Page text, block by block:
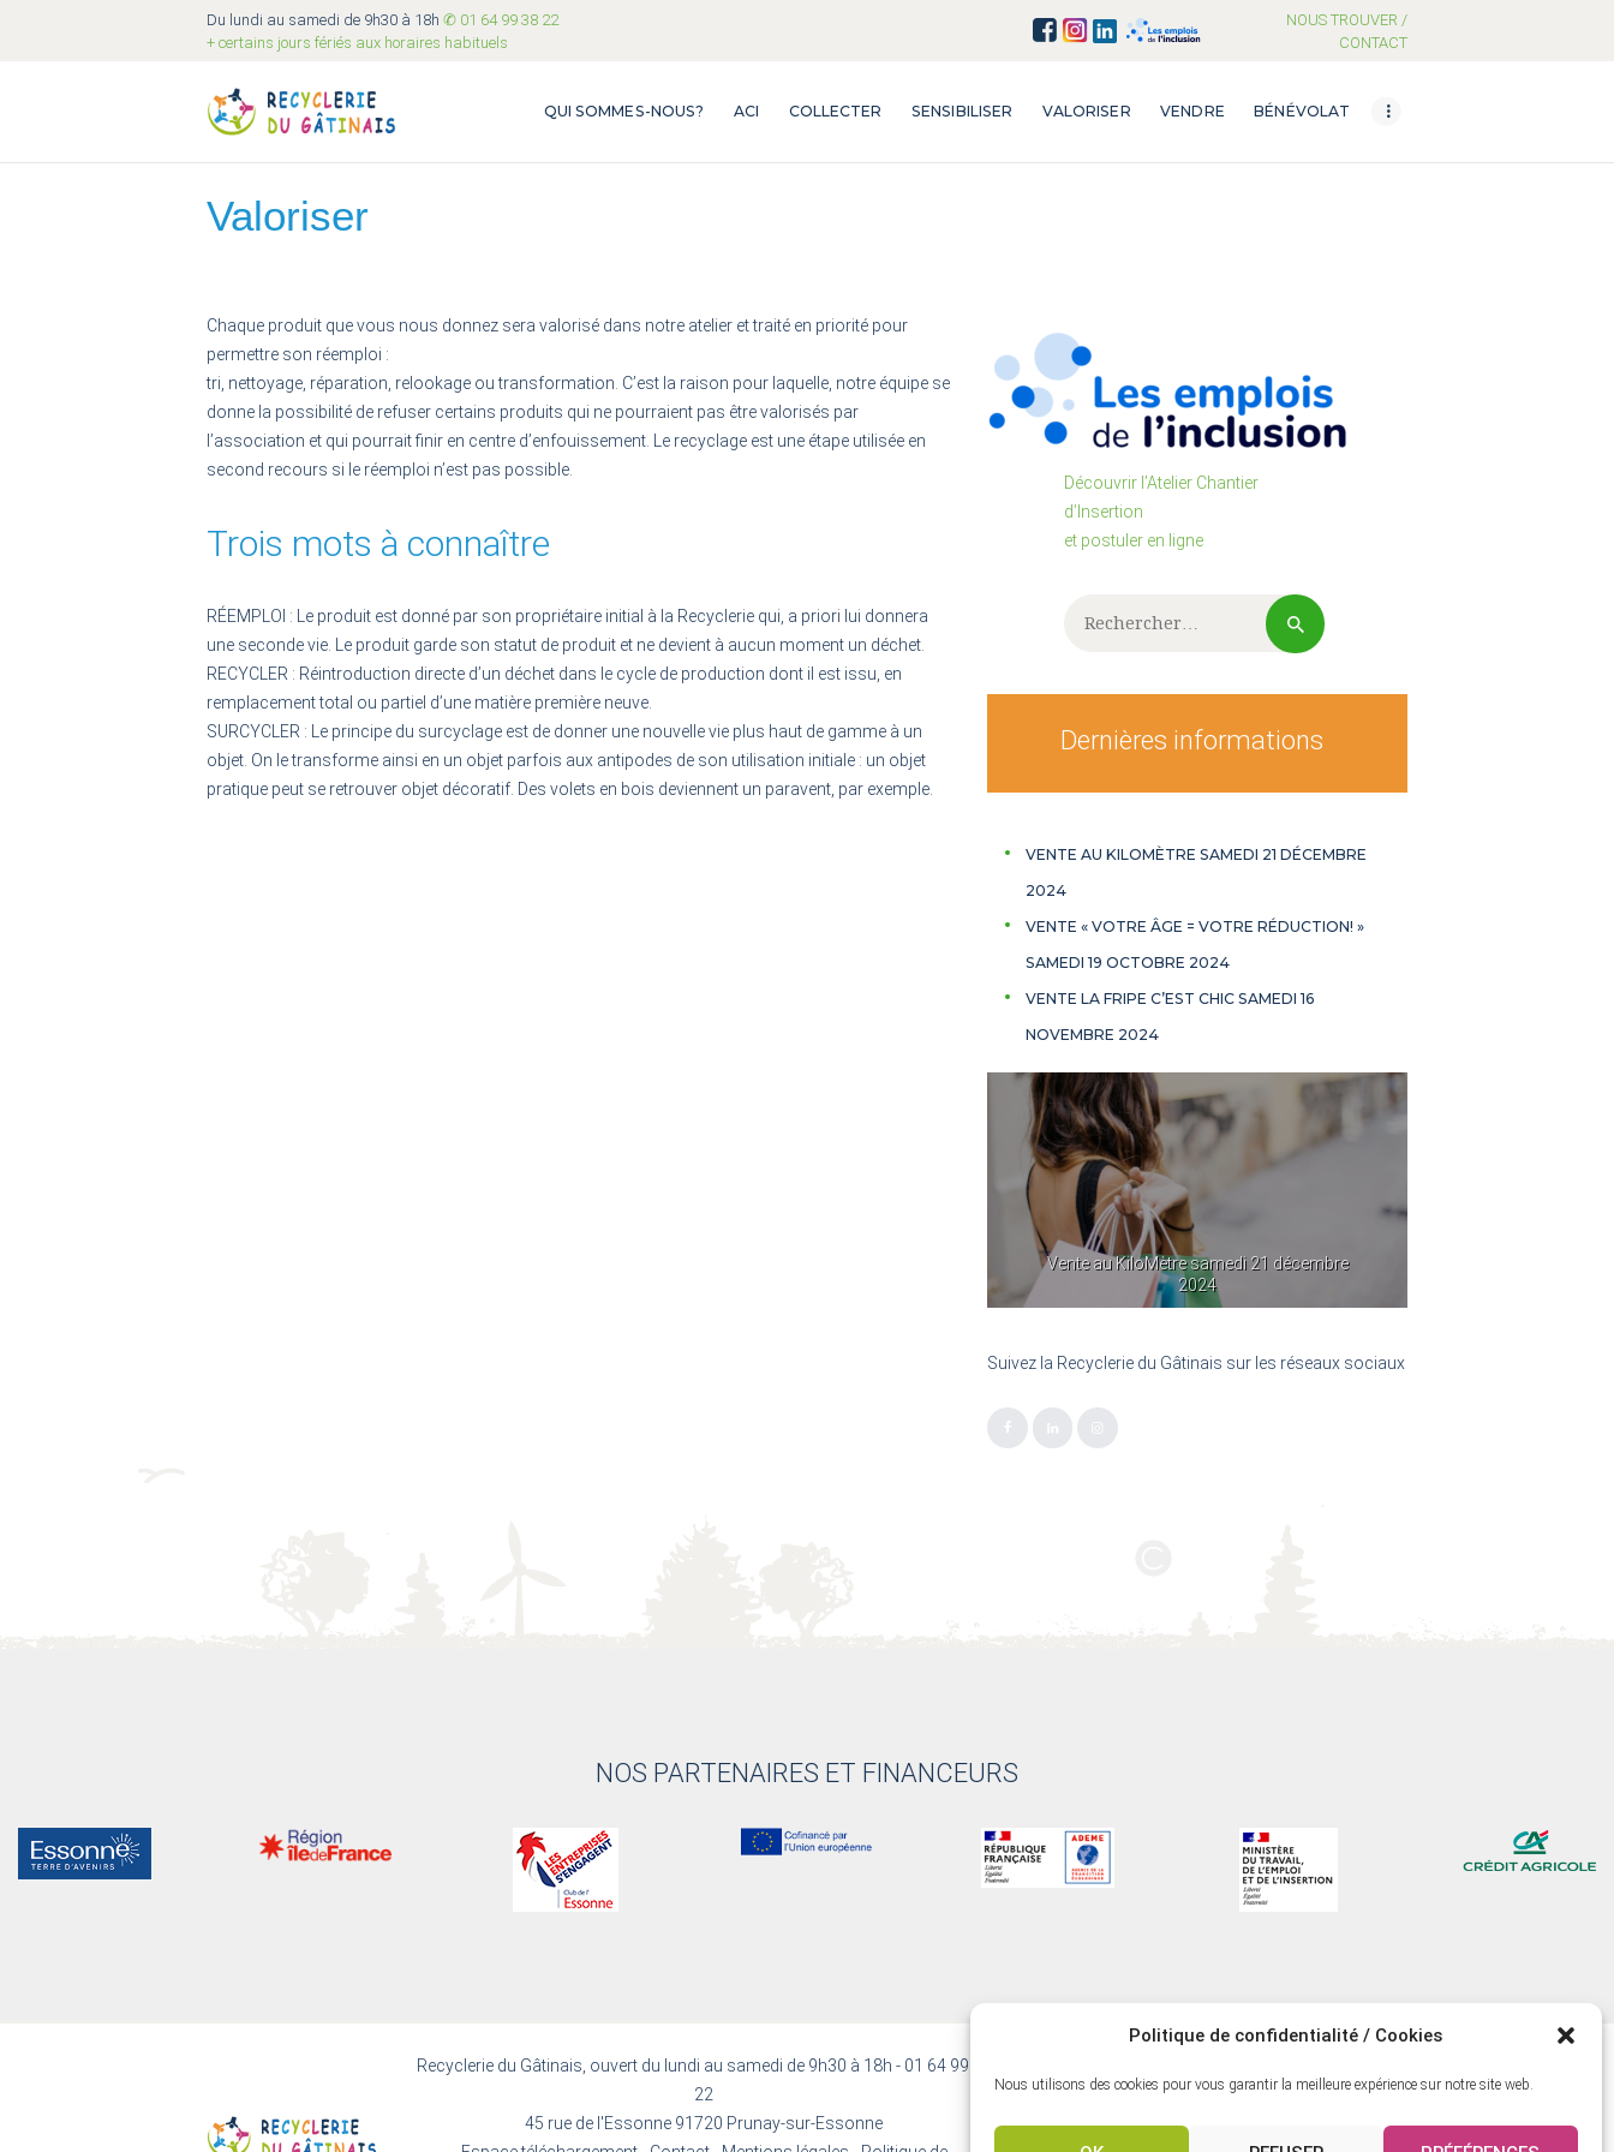
Politique de confidentialité / Cookies
Nous utilisons des cookies pour vous garantir la meilleure expérience sur notre site web.
Du lundi au samedi de 9h30 à 18h ✆ 01 64 99 38 22
+ certains jours fériés aux horaires habituels
NOUS TROUVER /
CONTACT
QUI SOMMES-NOUS? ACI COLLECTER SENSIBILISER VALORISER VENDRE BÉNÉVOLAT
Valoriser
VALORISER
VENDRE
BÉNÉVOLAT
Chaque produit que vous nous donnez sera valorisé dans notre atelier et traité en priorité pour
permettre son réemploi :
tri, nettoyage, réparation, relookage ou transformation. C’est la raison pour laquelle, notre équipe se
donne la possibilité de refuser certains produits qui ne pourraient pas être valorisés par
l’association et qui pourrait finir en centre d’enfouissement. Le recyclage est une étape utilisée en
second recours si le réemploi n’est pas possible.
Trois mots à connaître
RÉEMPLOI : Le produit est donné par son propriétaire initial à la Recyclerie qui, a priori lui donnera
une seconde vie. Le produit garde son statut de produit et ne devient à aucun moment un déchet.
RECYCLER : Réintroduction directe d’un déchet dans le cycle de production dont il est issu, en
remplacement total ou partiel d’une matière première neuve.
SURCYCLER : Le principe du surcyclage est de donner une nouvelle vie plus haut de gamme à un
objet. On le transforme ainsi en un objet parfois aux antipodes de son utilisation initiale : un objet
pratique peut se retrouver objet décoratif. Des volets en bois deviennent un paravent, par exemple.
Découvrir l’Atelier Chantier
d’Insertion
et postuler en ligne
Dernières informations
VENTE AU KILOMÈTRE SAMEDI 21 DÉCEMBRE
2024
VENTE « VOTRE ÂGE = VOTRE RÉDUCTION! »
SAMEDI 19 OCTOBRE 2024
VENTE LA FRIPE C’EST CHIC SAMEDI 16
NOVEMBRE 2024
Vente au KiloMètre samedi 21 décembre
2024
Suivez la Recyclerie du Gâtinais sur les réseaux sociaux
NOS PARTENAIRES ET FINANCEURS
Recyclerie du Gâtinais, ouvert du lundi au samedi de 9h30 à 18h - 01 64 99 38
22
45 rue de l'Essonne 91720 Prunay-sur-Essonne